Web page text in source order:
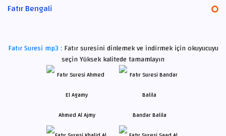
Fatır Bengali
Fatır Suresi mp3 : Fatır suresini dinlemek ve indirmek için okuyucuyu
seçin Yüksek kalitede tamamlayın
Ahmed Al Ajmy Bandar Balila